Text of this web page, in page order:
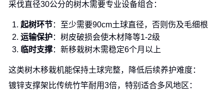
采伐直径30公分的树木需要专业设备组合：
起树环节：至少需要90cm土球直径，否则伤及毛细根
运输保护：树皮破损会使木材降等1-2级
临时支撑：新移栽树木需稳定6个月以上
这类树木移栽机能保持土球完整，降低后续养护难度：
镀锌支撑架比传统竹竿耐用3倍，特别适合多风地区：